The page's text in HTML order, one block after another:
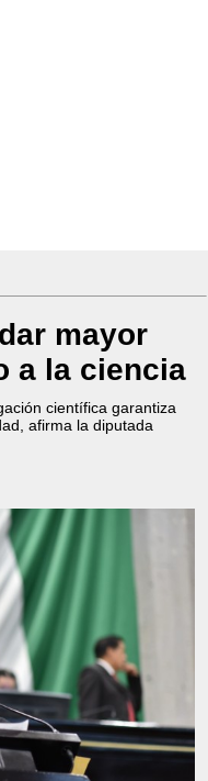
mayor
a la ciencia
científica garantiza
afirma la diputada